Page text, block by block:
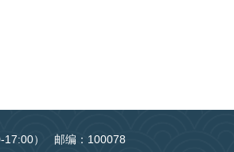
17:00） 邮编：100078